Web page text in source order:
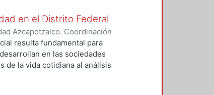
en el Distrito Federal
Azcapotzalco. Coordinación
MIGUEL ANGEL
resulta fundamental para
en las sociedades
de la vida cotidiana al análisis